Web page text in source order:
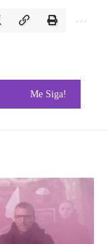
Me Siga!